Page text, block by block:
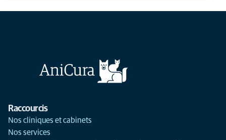
Raccourcis
Nos cliniques et cabinets
Nos services